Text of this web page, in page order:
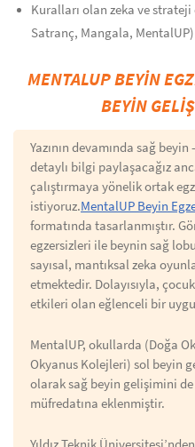
Kuralları olan zeka ve
Satranç, Mangala, MentalUP)
MENTALUP BEYİN
BEYİN
Yazının devamında sağ
detaylı bilgi paylaşacağız
çalıştırmaya yönelik ortak
istiyoruz.MentalUP Beyin
formatında tasarlanmıştır.
egzersizleri ile beynin sağ
sayısal, mantıksal zeka
etmektedir. Dolayısıyla,
etkileri olan eğlenceli bir
MentalUP, okullarda (Doğa
Okyanus Kolejleri) sol beyin
olarak sağ beyin gelişimini de
müfredatına eklenmiştir.